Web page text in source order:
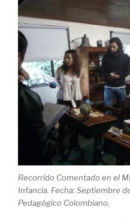
Recorrido Comentado en el
Infancia. Fecha: Septiembre
Pedagógico Colombiano.